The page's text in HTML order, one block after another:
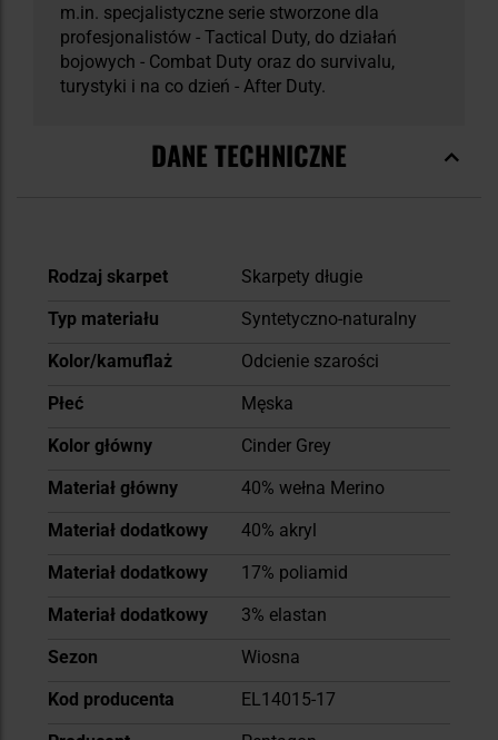
m.in. specjalistyczne serie stworzone dla
profesjonalistów - Tactical Duty, do działań
bojowych - Combat Duty oraz do survivalu,
turystyki i na co dzień - After Duty.
DANE TECHNICZNE
Więcej
Rodzaj skarpet
Skarpety długie
Typ materiału
Syntetyczno-naturalny
Kolor/kamuflaż
Odcienie szarości
Płeć
Męska
Kolor główny
Cinder Grey
Materiał główny
40% wełna Merino
Materiał dodatkowy
40% akryl
Materiał dodatkowy
17% poliamid
Materiał dodatkowy
3% elastan
Sezon
Wiosna
Kod producenta
EL14015-17